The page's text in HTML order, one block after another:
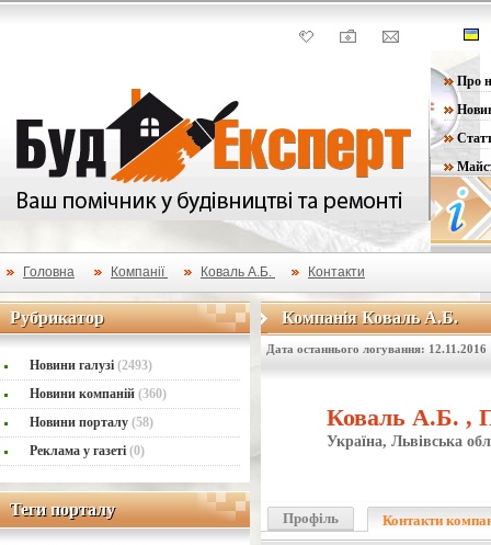
Про
Головна Компанії Коваль А.Б. Контакти
Рубрикатор
Рубрикатор
Новини галузі (2493)
Новини компаній (360)
Новини порталу (58)
Реклама у газеті (0)
Теги порталу
Теги порталу
Компанія Коваль А.Б.
Компанія Коваль А.Б.
Дата останнього логування: 12.11.2016
Коваль А.Б. ,
Україна, Львівська
Профіль Контакти